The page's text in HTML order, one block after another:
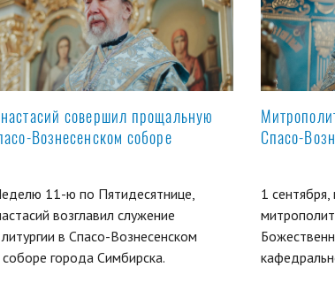
совершил прощальную
Вознесенском соборе
11-ю по Пятидесятнице,
возглавил служение
в Спасо-Вознесенском
города Симбирска.
Спасо-
1